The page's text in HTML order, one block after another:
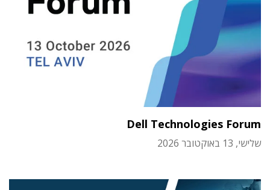
Dell Technologies Forum
שלישי, 13 באוקטובר 2026